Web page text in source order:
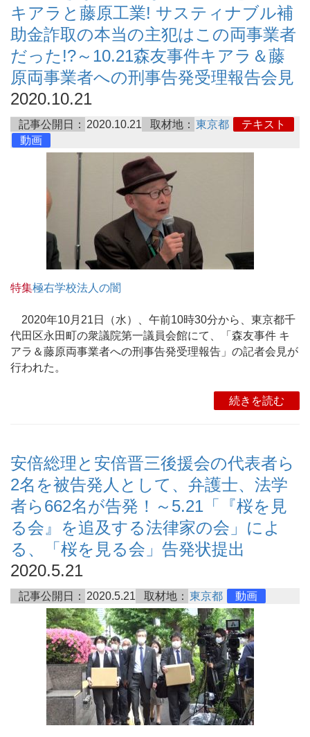
キアラと藤原工業! サスティナブル補
助金詐取の本当の主犯はこの両事業者
だった!?～10.21森友事件キアラ＆藤
原両事業者への刑事告発受理報告会見
2020.10.21
記事公開日： 2020.10.21 取材地： 東京都
テキスト
動画
特集極右学校法人の闇
2020年10月21日（水）、午前10時30分から、東京都千
代田区永田町の衆議院第一議員会館にて、「森友事件 キ
アラ＆藤原両事業者への刑事告発受理報告」の記者会見が
行われた。
続きを読む
安倍総理と安倍晋三後援会の代表者ら
2名を被告発人として、弁護士、法学
者ら662名が告発！～5.21「『桜を見
る会』を追及する法律家の会」によ
る、「桜を見る会」告発状提出
2020.5.21
記事公開日： 2020.5.21 取材地： 東京都 動画